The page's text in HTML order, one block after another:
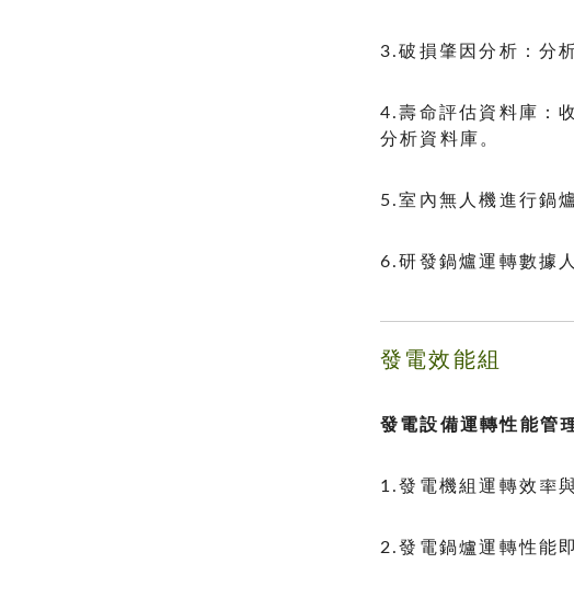
3.破損肇因分析：分
4.壽命評估資料庫：
分析資料庫。
5.室內無人機進行鍋
6.研發鍋爐運轉數據
發電效能組
發電設備運轉性能管
1.發電機組運轉效率
2.發電鍋爐運轉性能